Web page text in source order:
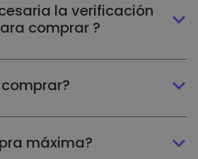
la verificación
comprar ?
máxima?